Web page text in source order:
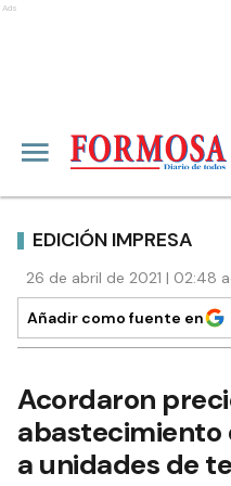
Ads
EDICIÓN IMPRESA
26 de abril de 2021 | 02:48
Añadir como fuente en
Acordaron
a unidades de